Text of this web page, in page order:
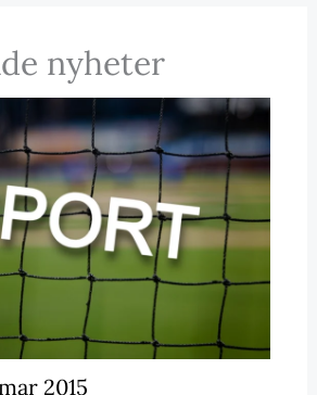
nyheter
2015